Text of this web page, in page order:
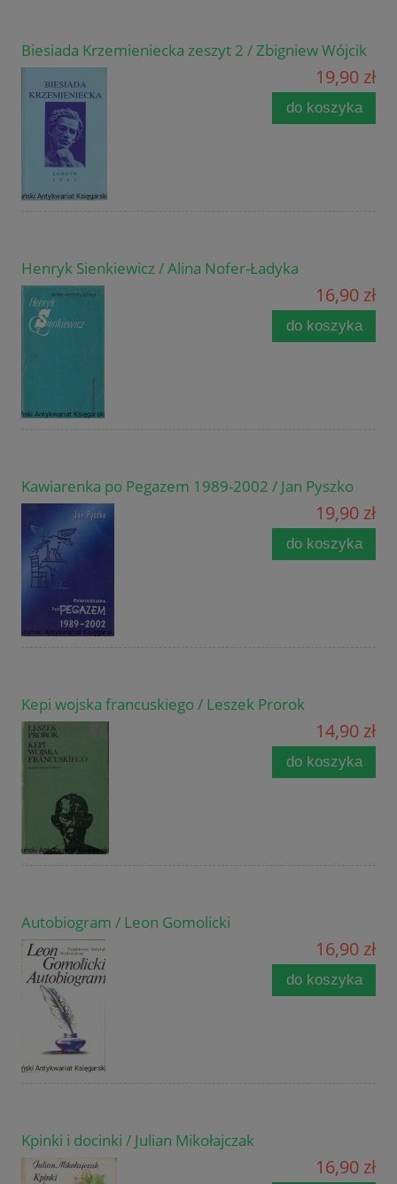
Biesiada Krzemieniecka zeszyt 2 / Zbigniew Wójcik
19,90 zł
do koszyka
Henryk Sienkiewicz / Alina Nofer-Ładyka
16,90 zł
do koszyka
Kawiarenka po Pegazem 1989-2002 / Jan Pyszko
19,90 zł
do koszyka
Kepi wojska francuskiego / Leszek Prorok
14,90 zł
do koszyka
Autobiogram / Leon Gomolicki
16,90 zł
do koszyka
Kpinki i docinki / Julian Mikołajczak
16,90 zł